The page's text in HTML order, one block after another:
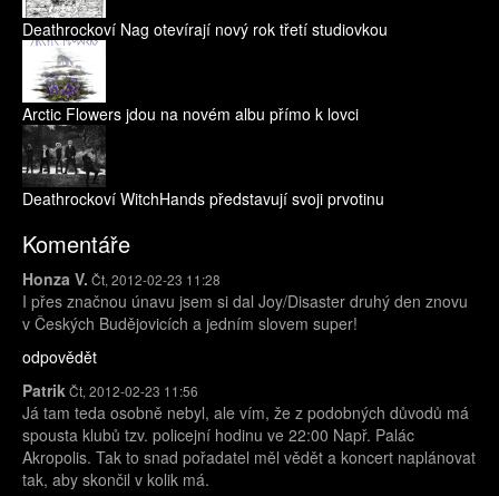
Deathrockoví Nag otevírají nový rok třetí studiovkou
Arctic Flowers jdou na novém albu přímo k lovci
Deathrockoví WitchHands představují svoji prvotinu
Komentáře
Honza V. Čt, 2012-02-23 11:28
I přes značnou únavu jsem si dal Joy/Disaster druhý den znovu
v Českých Budějovicích a jedním slovem super!
odpovědět
Patrik Čt, 2012-02-23 11:56
Já tam teda osobně nebyl, ale vím, že z podobných důvodů má
spousta klubů tzv. policejní hodinu ve 22:00 Např. Palác
Akropolis. Tak to snad pořadatel měl vědět a koncert naplánovat
tak, aby skončil v kolik má.